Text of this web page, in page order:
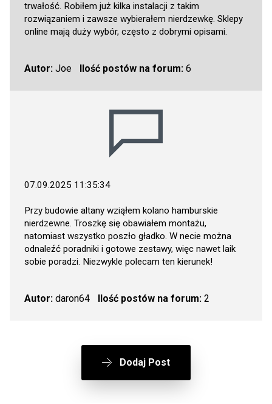
trwałość. Robiłem już kilka instalacji z takim
rozwiązaniem i zawsze wybierałem nierdzewkę. Sklepy
online mają duży wybór, często z dobrymi opisami.
Autor: Joe Ilość postów na forum:6
07.09.2025 11:35:34
Przy budowie altany wziąłem kolano hamburskie
nierdzewne. Troszkę się obawiałem montażu,
natomiast wszystko poszło gładko. W necie można
odnaleźć poradniki i gotowe zestawy, więc nawet laik
sobie poradzi. Niezwykle polecam ten kierunek!
Autor: daron64 Ilość postów na forum:2
Dodaj Post